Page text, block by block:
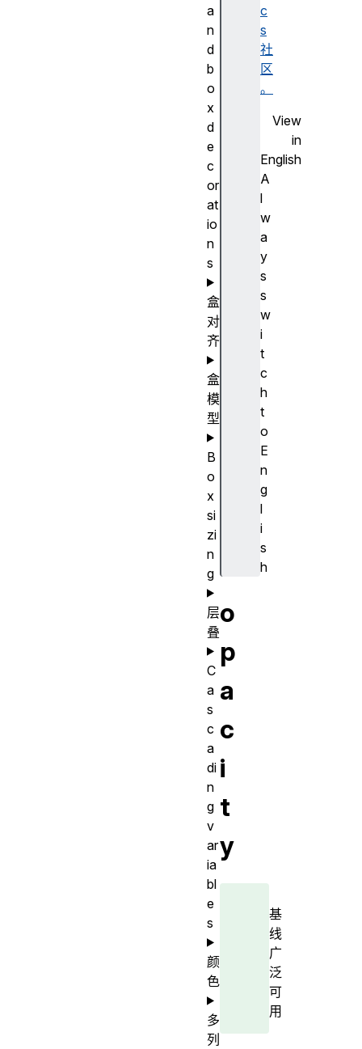
c
s
社
区
。
View
in
English
A
l
w
a
y
s
s
w
i
t
c
h
t
o
E
n
g
l
i
s
h
o
p
a
c
i
t
y
基
线
广
泛
可
用
a
n
d
b
o
x
d
e
c
or
at
io
n
s
盒
对
齐
盒
模
型
B
o
x
si
zi
n
g
层
叠
C
a
s
c
a
di
n
g
v
ar
ia
bl
e
s
颜
色
多
列